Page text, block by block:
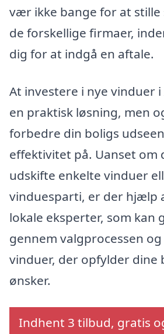
vær ikke bange for at stille
de forskellige firmaer,
dig for at indgå en aftale.
At investere i nye vinduer
en praktisk løsning, men
forbedre din boligs
effektivitet på. Uanset om
udskifte enkelte vinduer
vinduesparti, er der hjælp
lokale eksperter, som kan
gennem valgprocessen
vinduer, der opfylder dine
ønsker.
Indhent 3 tilbud, gratis